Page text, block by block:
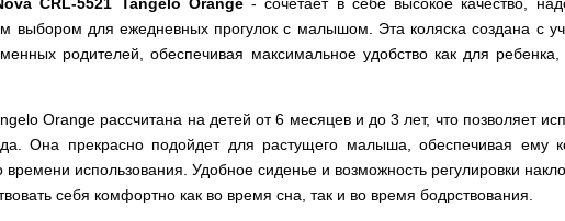
выбором для ежедневных прогулок с малышом. Эта коляска создана с
родителей, обеспечивая максимальное удобство как для
Orange рассчитана на детей от 6 месяцев и до 3 лет, что позволяет
Она прекрасно подойдет для растущего малыша, обеспечивая ему
времени использования. Удобное сиденье и возможность регулировки
себя комфортно как во время сна, так и во время бодрствования.